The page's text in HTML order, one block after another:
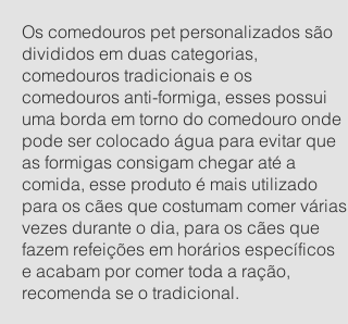
Os comedouros pet personalizados são
divididos em duas categorias,
comedouros tradicionais e os
comedouros anti-formiga, esses possui
uma borda em torno do comedouro onde
pode ser colocado água para evitar que
as formigas consigam chegar até a
comida, esse produto é mais utilizado
para os cães que costumam comer várias
vezes durante o dia, para os cães que
fazem refeições em horários específicos
e acabam por comer toda a ração,
recomenda se o tradicional.